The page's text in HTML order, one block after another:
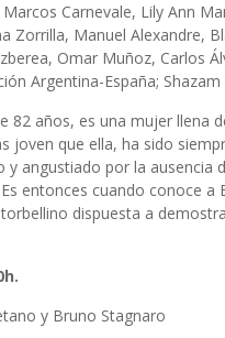
Marcos Carnevale, Lily Ann
Zorrilla, Manuel Alexandre,
Omar Muñoz, Carlos
Argentina-España; Shazam
82 años, es una mujer
joven que ella, ha sido
y angustiado por la ausencia
entonces cuando conoce a
dispuesta a
y Bruno Stagnaro